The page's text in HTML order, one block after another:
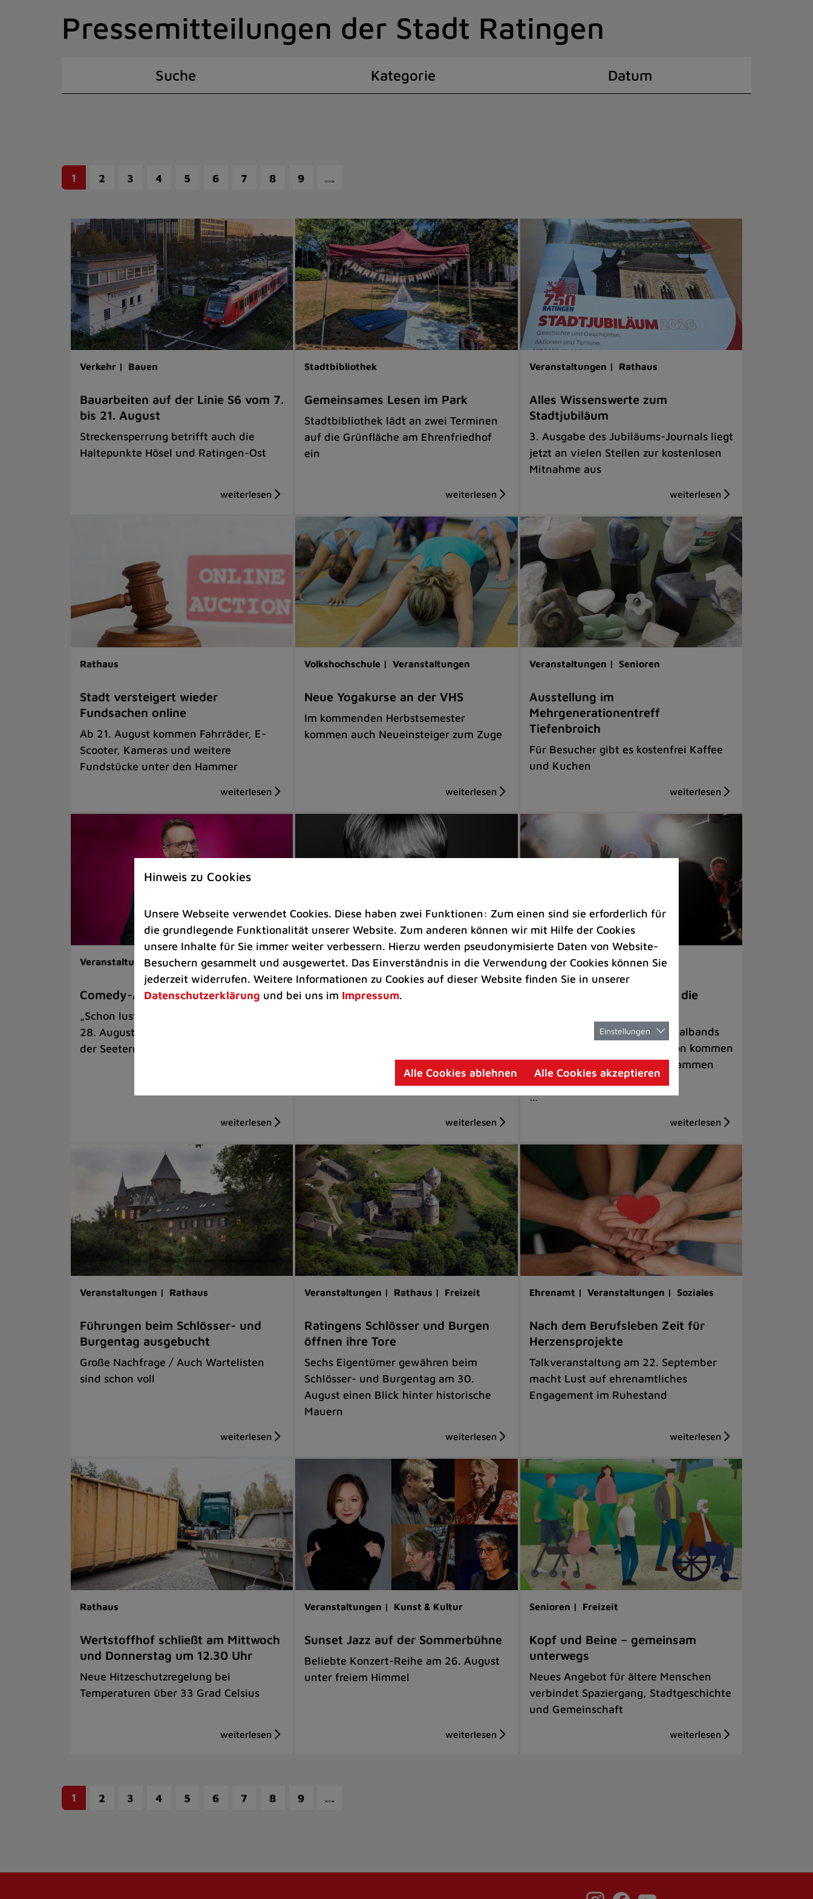
Pressemitteilungen der Stadt Ratingen
Suche Kategorie Datum
1 2 3 4 5 6 7 8 9 …
Verkehr | Bauen
Bauarbeiten auf der Linie S6 vom 7.
bis 21. August
Streckensperrung betrifft auch die
Haltepunkte Hösel und Ratingen-Ost
Stadtbibliothek
Gemeinsames Lesen im Park
Stadtbibliothek lädt an zwei Terminen
auf die Grünfläche am Ehrenfriedhof
ein
Veranstaltungen | Rathaus
Alles Wissenswerte zum
Stadtjubiläum
3. Ausgabe des Jubiläums-Journals liegt
jetzt an vielen Stellen zur kostenlosen
Mitnahme aus
Rathaus
Stadt versteigert wieder
Fundsachen online
Ab 21. August kommen Fahrräder, E-
Scooter, Kameras und weitere
Fundstücke unter den Hammer
Volkshochschule | Veranstaltungen
Neue Yogakurse an der VHS
Im kommenden Herbstsemester
kommen auch Neueinsteiger zum Zuge
Veranstaltungen | Senioren
Ausstellung im
Mehrgenerationentreff
Tiefenbroich
Für Besucher gibt es kostenfrei Kaffee
und Kuchen
Veranstaltungen | Kunst & Kultur
Comedy-Abend mit Benni Stark
„Schon lustig, wenn’s witzig ist!“ am
28. August auf der Sommerbühne an
der Seeterrasse
Veranstaltungen
Kultkicker Ansgar Brinkmann
Veranstaltungen
„Manege Madness“ bringt die
Internationale Rock- und Metalbands
und starke Acts aus der Region kommen
am 17. Oktober in Lintorf zusammen
…
Veranstaltungen | Rathaus
Führungen beim Schlösser- und
Burgentag ausgebucht
Große Nachfrage / Auch Wartelisten
sind schon voll
Veranstaltungen | Rathaus | Freizeit
Ratingens Schlösser und Burgen
öffnen ihre Tore
Sechs Eigentümer gewähren beim
Schlösser- und Burgentag am 30.
August einen Blick hinter historische
Mauern
Ehrenamt | Veranstaltungen | Soziales
Nach dem Berufsleben Zeit für
Herzensprojekte
Talkveranstaltung am 22. September
macht Lust auf ehrenamtliches
Engagement im Ruhestand
Rathaus
Wertstoffhof schließt am Mittwoch
und Donnerstag um 12.30 Uhr
Neue Hitzeschutzregelung bei
Temperaturen über 33 Grad Celsius
Veranstaltungen | Kunst & Kultur
Sunset Jazz auf der Sommerbühne
Beliebte Konzert-Reihe am 26. August
unter freiem Himmel
Senioren | Freizeit
Kopf und Beine – gemeinsam
unterwegs
Neues Angebot für ältere Menschen
verbindet Spaziergang, Stadtgeschichte
und Gemeinschaft
1 2 3 4 5 6 7 8 9 …
Hinweis zu Cookies
Unsere Webseite verwendet Cookies. Diese haben zwei Funktionen: Zum einen sind sie erforderlich für
die grundlegende Funktionalität unserer Website. Zum anderen können wir mit Hilfe der Cookies
unsere Inhalte für Sie immer weiter verbessern. Hierzu werden pseudonymisierte Daten von Website-
Besuchern gesammelt und ausgewertet. Das Einverständnis in die Verwendung der Cookies können Sie
jederzeit widerrufen. Weitere Informationen zu Cookies auf dieser Website finden Sie in unserer
Datenschutzerklärung und bei uns im Impressum.
Einstellungen
Alle Cookies ablehnen Alle Cookies akzeptieren